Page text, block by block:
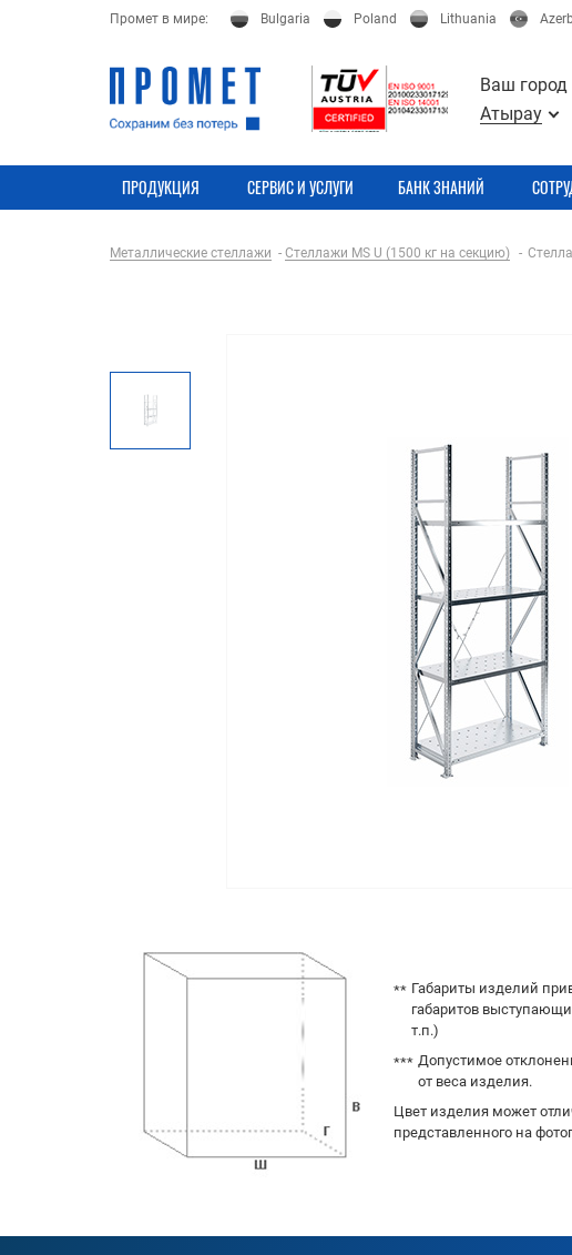
Промет в мире: Bulgaria Poland Lithuania
Ваш город
Атырау
ПРОДУКЦИЯ СЕРВИС И УСЛУГИ БАНК ЗНАНИЙ
Металлические стеллажи Стеллажи MS U (1500 кг на секцию)
Габариты изделий
габаритов
т.п.)
Допустимое
от веса изделия.
Цвет изделия может
представленного на